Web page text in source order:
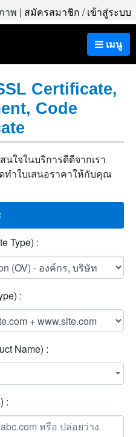
าพ | สมัครสมาชิก /เข้าสู่ระบบ
เมนู
Certificate,
Code
ใจในบริการดีดีจากเรา
ทำใบเสนอราคาให้กับคุณ
Type) :
:
Name) :
: